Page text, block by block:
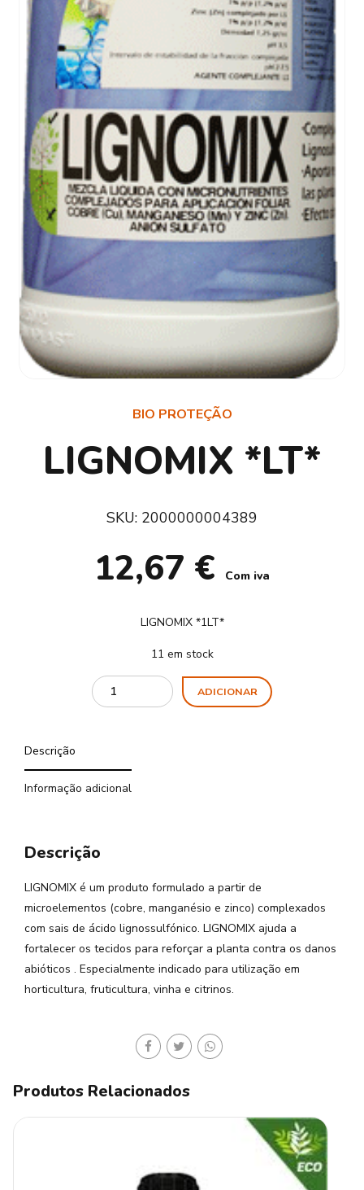
BIO PROTEÇÃO
LIGNOMIX *LT*
SKU: 2000000004389
12,67 € Com iva
LIGNOMIX *1LT*
11 em stock
Quantity
ADICIONAR
Descrição
Informação adicional
Descrição
LIGNOMIX é um produto formulado a partir de
microelementos (cobre, manganésio e zinco) complexados
com sais de ácido lignossulfónico. LIGNOMIX ajuda a
fortalecer os tecidos para reforçar a planta contra os danos
abióticos . Especialmente indicado para utilização em
horticultura, fruticultura, vinha e citrinos.
Produtos Relacionados